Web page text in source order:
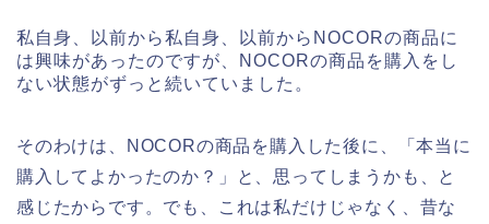
私自身、以前から私自身、以前からNOCORの商品に
は興味があったのですが、NOCORの商品を購入をし
ない状態がずっと続いていました。
そのわけは、NOCORの商品を購入した後に、「本当に
購入してよかったのか？」と、思ってしまうかも、と
感じたからです。でも、これは私だけじゃなく、昔な